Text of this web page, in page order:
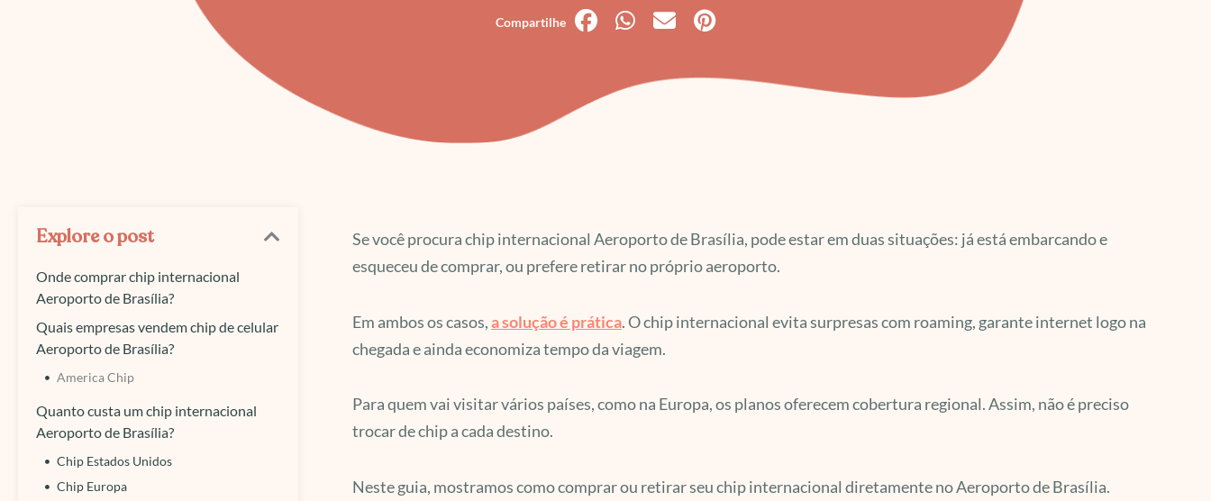
Explore o post
Onde comprar chip internacional
Aeroporto de Brasília?
Quais empresas vendem chip de celular
Aeroporto de Brasília?
America Chip
Quanto custa um chip internacional
Aeroporto de Brasília?
Chip Estados Unidos
Chip Europa
Se você procura chip internacional Aeroporto de Brasília, pode estar em duas situações: já está embarcando e
esqueceu de comprar, ou prefere retirar no próprio aeroporto.
Em ambos os casos,a solução é prática. O chip internacional evita surpresas com roaming, garante internet logo na
chegada e ainda economiza tempo da viagem.
Para quem vai visitar vários países, como na Europa, os planos oferecem cobertura regional. Assim, não é preciso
trocar de chip a cada destino.
Neste guia, mostramos como comprar ou retirar seu chip internacional diretamente no Aeroporto de Brasília.